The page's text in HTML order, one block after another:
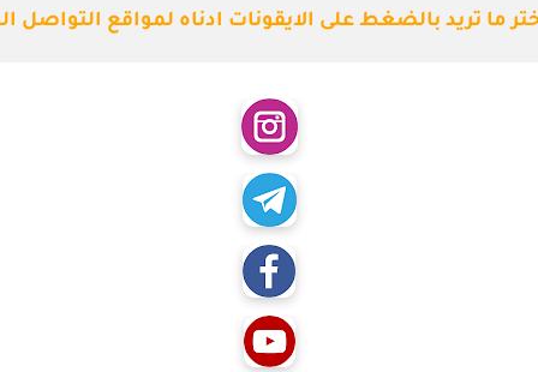
ما تريد بالضغط على الايقونات ادناه لمواقع التواصل